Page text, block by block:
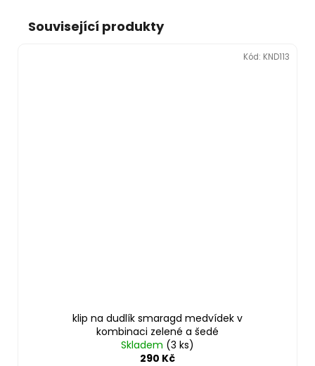
Související produkty
klip na dudlík smaragd medvídek v
kombinaci zelené a šedé
Skladem (3 ks)
290 Kč
Kód: KND113